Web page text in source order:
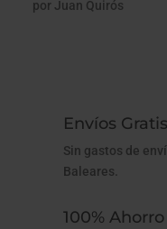
Valorado con
por Juan Quirós
Envíos Gratis
Sin gastos de
Baleares.
100% Ahorro